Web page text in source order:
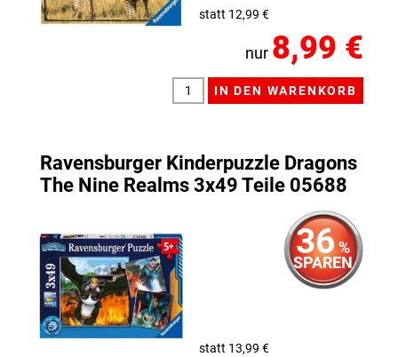
statt 12,99 €
nur 8,99 €
Ravensburger Kinderpuzzle Dragons
The Nine Realms 3x49 Teile 05688
36 %
SPAREN
statt 13,99 €